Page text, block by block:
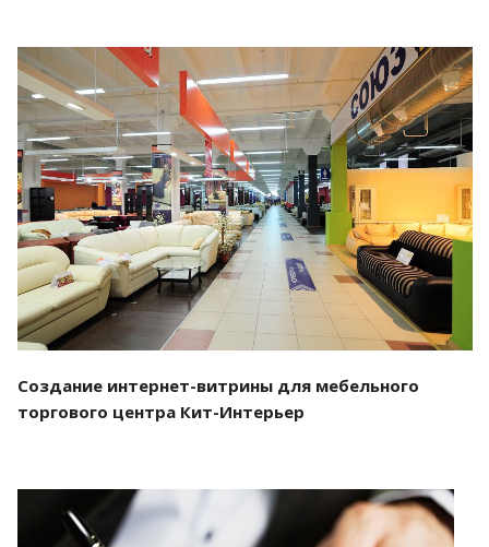
Смотреть проект
Создание интернет-витрины для мебельного
торгового центра Кит-Интерьер